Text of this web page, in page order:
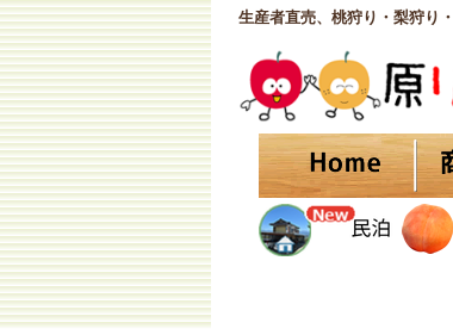
生産者直売、桃狩り・梨狩り